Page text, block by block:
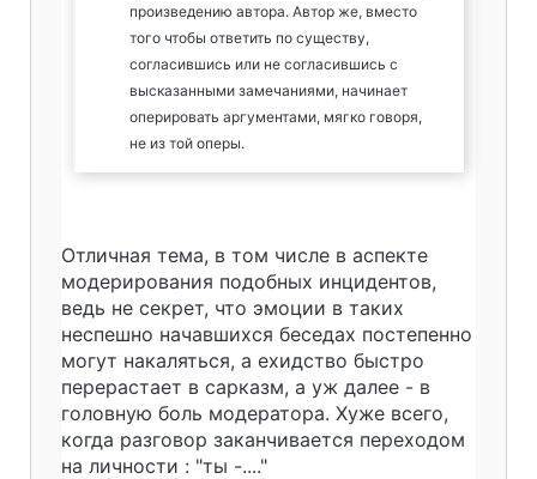
произведению автора. Автор же, вместо
того чтобы ответить по существу,
согласившись или не согласившись с
высказанными замечаниями, начинает
оперировать аргументами, мягко говоря,
не из той оперы.
Отличная тема, в том числе в аспекте
модерирования подобных инцидентов,
ведь не секрет, что эмоции в таких
неспешно начавшихся беседах постепенно
могут накаляться, а ехидство быстро
перерастает в сарказм, а уж далее - в
головную боль модератора. Хуже всего,
когда разговор заканчивается переходом
на личности : "ты -...."